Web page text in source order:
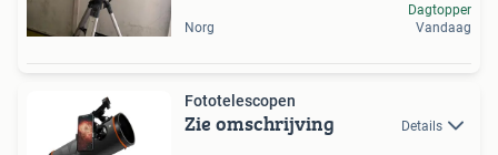
Norg
Dagtopper
Vandaag
Fototelescopen
Zie omschrijving Details